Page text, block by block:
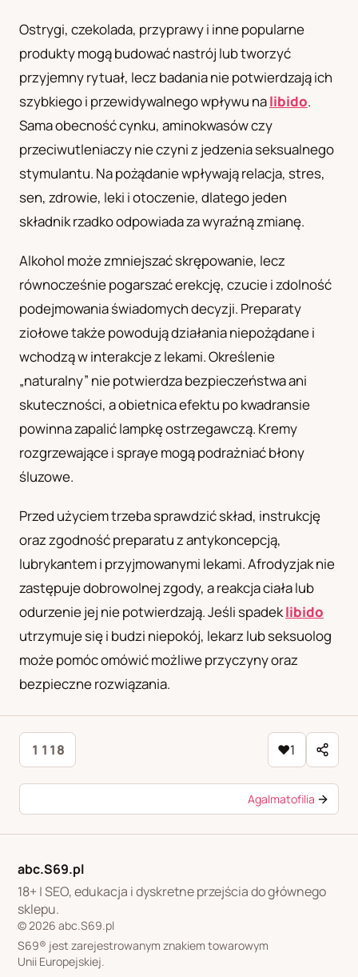
Ostrygi, czekolada, przyprawy i inne popularne
produkty mogą budować nastrój lub tworzyć
przyjemny rytuał, lecz badania nie potwierdzają ich
szybkiego i przewidywalnego wpływu nalibido.
Sama obecność cynku, aminokwasów czy
przeciwutleniaczy nie czyni z jedzenia seksualnego
stymulantu. Na pożądanie wpływają relacja, stres,
sen, zdrowie, leki i otoczenie, dlatego jeden
składnik rzadko odpowiada za wyraźną zmianę.
Alkohol może zmniejszać skrępowanie, lecz
równocześnie pogarszać erekcję, czucie i zdolność
podejmowania świadomych decyzji. Preparaty
ziołowe także powodują działania niepożądane i
wchodzą w interakcje z lekami. Określenie
„naturalny” nie potwierdza bezpieczeństwa ani
skuteczności, a obietnica efektu po kwadransie
powinna zapalić lampkę ostrzegawczą. Kremy
rozgrzewające i spraye mogą podrażniać błony
śluzowe.
Przed użyciem trzeba sprawdzić skład, instrukcję
oraz zgodność preparatu z antykoncepcją,
lubrykantem i przyjmowanymi lekami. Afrodyzjak nie
zastępuje dobrowolnej zgody, a reakcja ciała lub
odurzenie jej nie potwierdzają. Jeśli spadeklibido
utrzymuje się i budzi niepokój, lekarz lub seksuolog
może pomóc omówić możliwe przyczyny oraz
bezpieczne rozwiązania.
1 118 ♥1
Agalmatofilia
abc.S69.pl
18+ | SEO, edukacja i dyskretne przejścia do głównego
sklepu.
© 2026 abc.S69.pl
S69® jest zarejestrowanym znakiem towarowym
Unii Europejskiej.